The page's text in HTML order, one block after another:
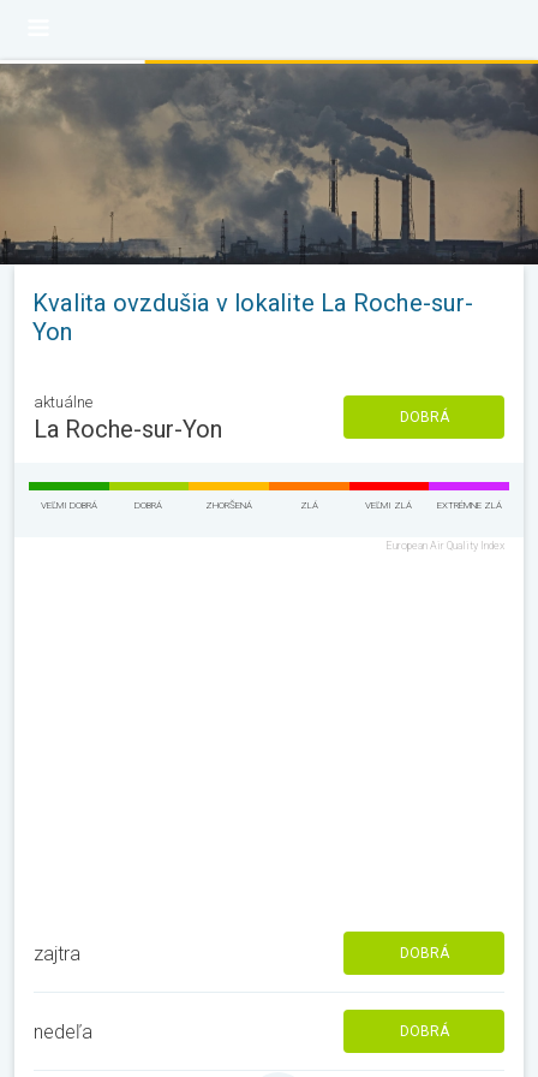
Kvalita ovzdušia v lokalite La Roche-sur-
Yon
aktuálne
La Roche-sur-Yon DOBRÁ
VEĽMI DOBRÁ DOBRÁ ZHORŠENÁ ZLÁ VEĽMI ZLÁ EXTRÉMNE ZLÁ
European Air Quality Index
zajtra DOBRÁ
nedeľa DOBRÁ